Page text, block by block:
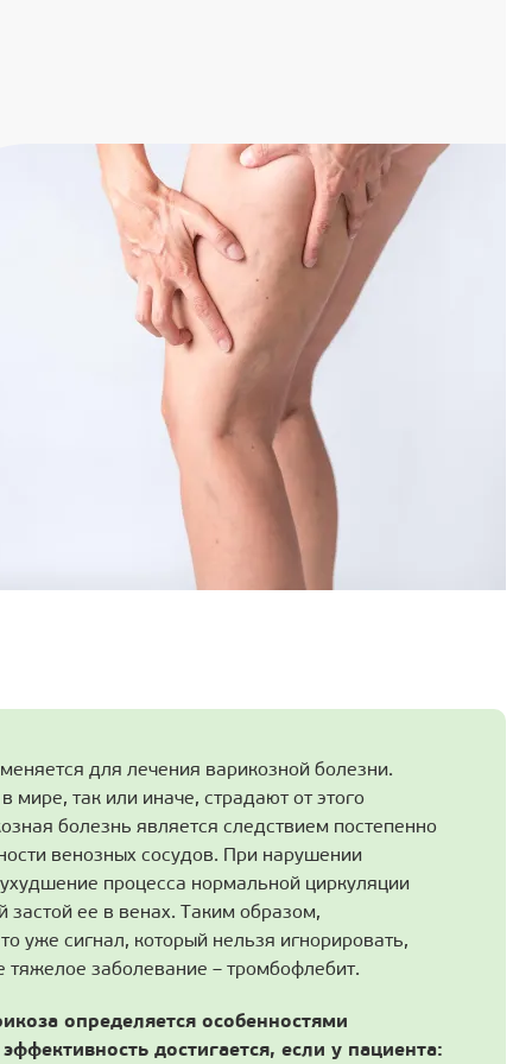
для лечения варикозной болезни.
мире, так или иначе, страдают от этого
болезнь является следствием постепенно
венозных сосудов. При нарушении
процесса нормальной циркуляции
застой ее в венах. Таким образом,
уже сигнал, который нельзя игнорировать,
заболевание – тромбофлебит.
определяется особенностями
достигается, если у пациента: